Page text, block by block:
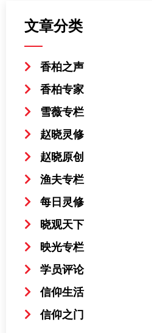
文章分类
香柏之声
香柏专家
雪薇专栏
赵晓灵修
赵晓原创
渔夫专栏
每日灵修
晓观天下
映光专栏
学员评论
信仰生活
信仰之门